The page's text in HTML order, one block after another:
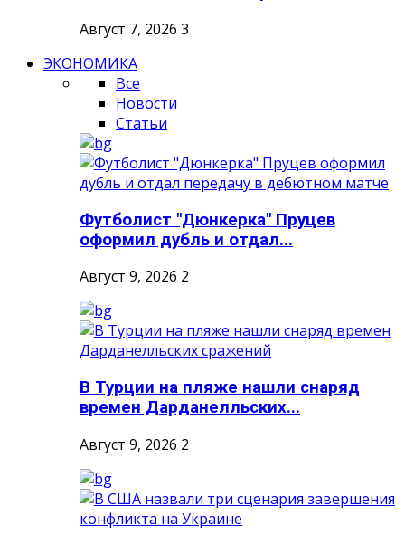
Август 7, 2026 3
ЭКОНОМИКА
Все
Новости
Статьи
Футболист "Дюнкерка" Пруцев
оформил дубль и отдал...
Август 9, 2026 2
В Турции на пляже нашли снаряд
времен Дарданелльских...
Август 9, 2026 2